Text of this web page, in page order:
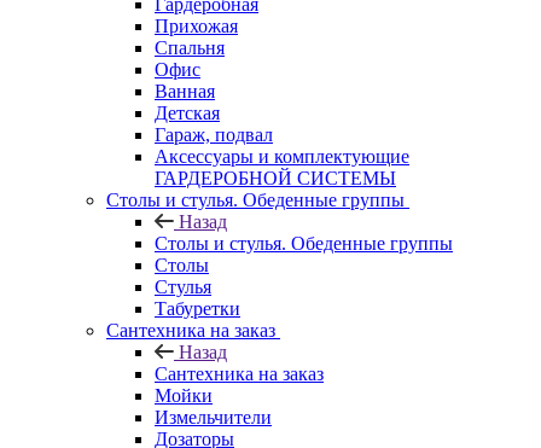
Гардеробная
Прихожая
Спальня
Офис
Ванная
Детская
Гараж, подвал
Аксессуары и комплектующие
ГАРДЕРОБНОЙ СИСТЕМЫ
Столы и стулья. Обеденные группы
Назад
Столы и стулья. Обеденные группы
Столы
Стулья
Табуретки
Сантехника на заказ
Назад
Сантехника на заказ
Мойки
Измельчители
Дозаторы